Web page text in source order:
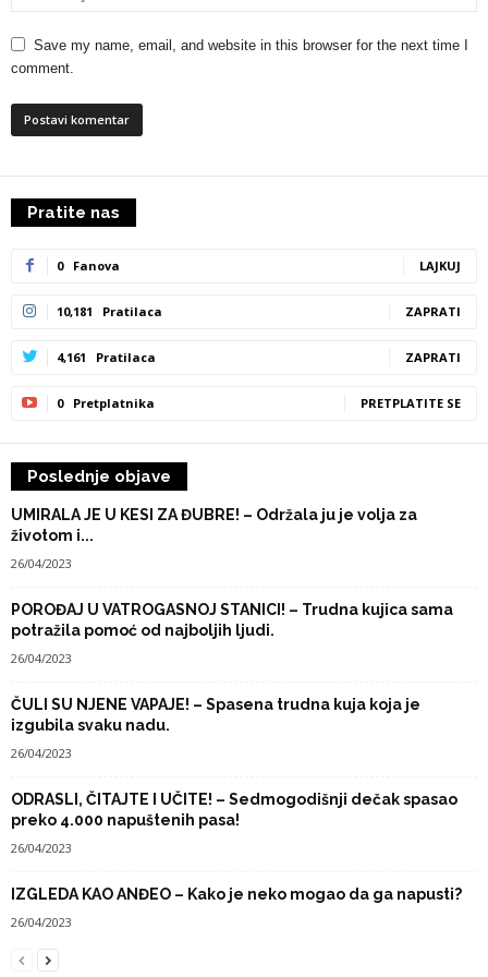
Save my name, email, and website in this browser for the next time I
comment.
Pratite nas
0 Fanova LAJKUJ
10,181 Pratilaca ZAPRATI
4,161 Pratilaca ZAPRATI
0 Pretplatnika PRETPLATITE SE
Poslednje objave
UMIRALA JE U KESI ZA ĐUBRE! – Održala ju je volja za
životom i...
26/04/2023
POROĐAJ U VATROGASNOJ STANICI! – Trudna kujica sama
potražila pomoć od najboljih ljudi.
26/04/2023
ČULI SU NJENE VAPAJE! – Spasena trudna kuja koja je
izgubila svaku nadu.
26/04/2023
ODRASLI, ČITAJTE I UČITE! – Sedmogodišnji dečak spasao
preko 4.000 napuštenih pasa!
26/04/2023
IZGLEDA KAO ANĐEO – Kako je neko mogao da ga napusti?
26/04/2023